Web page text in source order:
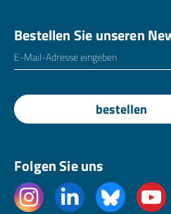
Bestellen Sie unseren
E-Mailadresse
bestellen
Folgen Sie uns